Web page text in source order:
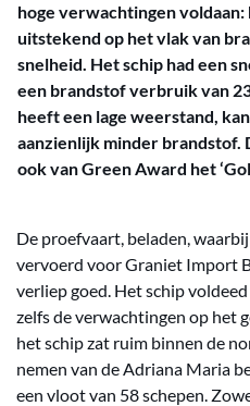
hoge verwachtingen
uitstekend op het vlak van
snelheid. Het schip had een
een brandstof verbruik van
heeft een lage weerstand,
aanzienlijk minder brandstof.
ook van Green Award het
De proefvaart, beladen,
vervoerd voor Graniet Import
verliep goed. Het schip
zelfs de verwachtingen op het
het schip zat ruim binnen de
nemen van de Adriana Maria
een vloot van 58 schepen.